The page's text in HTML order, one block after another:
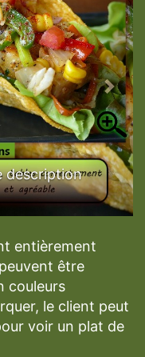
description
entièrement
être
couleurs
le client peut
voir un plat de